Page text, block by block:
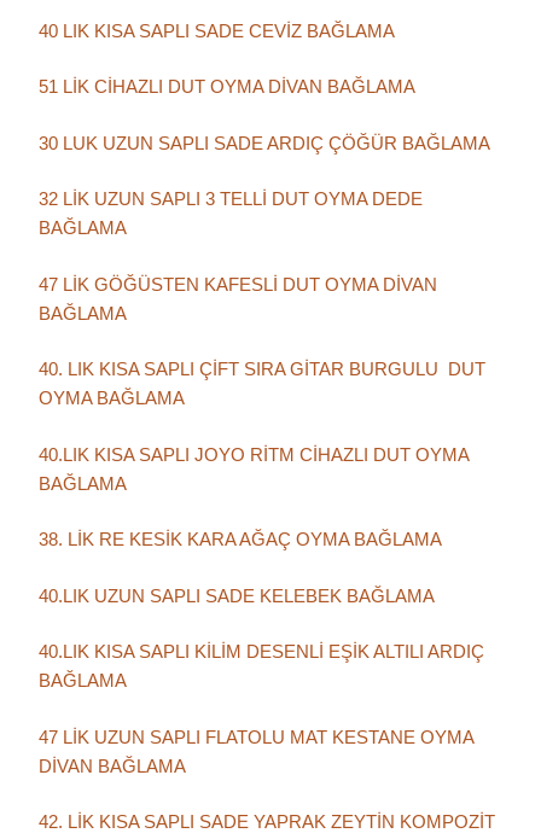
40 LIK KISA SAPLI SADE CEVİZ BAĞLAMA
51 LİK CİHAZLI DUT OYMA DİVAN BAĞLAMA
30 LUK UZUN SAPLI SADE ARDIÇ ÇÖĞÜR BAĞLAMA
32 LİK UZUN SAPLI 3 TELLİ DUT OYMA DEDE
BAĞLAMA
47 LİK GÖĞÜSTEN KAFESLİ DUT OYMA DİVAN
BAĞLAMA
40. LIK KISA SAPLI ÇİFT SIRA GİTAR BURGULU DUT
OYMA BAĞLAMA
40.LIK KISA SAPLI JOYO RİTM CİHAZLI DUT OYMA
BAĞLAMA
38. LİK RE KESİK KARA AĞAÇ OYMA BAĞLAMA
40.LIK UZUN SAPLI SADE KELEBEK BAĞLAMA
40.LIK KISA SAPLI KİLİM DESENLİ EŞİK ALTILI ARDIÇ
BAĞLAMA
47 LİK UZUN SAPLI FLATOLU MAT KESTANE OYMA
DİVAN BAĞLAMA
42. LİK KISA SAPLI SADE YAPRAK ZEYTİN KOMPOZİT